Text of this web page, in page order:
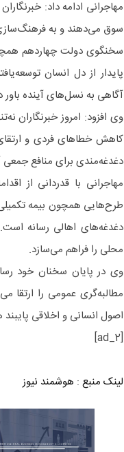
مهاجرانی ادامه داد:
سوق می‌دهند و به
سخنگوی دولت چهاردهم
پایدار از دل انسان
آگاهی به نسل‌های آینده
وی افزود: امروز خبرنگاران
کاهش خطاهای فردی و
دغدغه‌مندی برای منافع
مهاجرانی با قدردانی از
طرح‌هایی همچون بیمه
دغدغه‌های اهالی رسانه
محلی را فراهم می‌سازد.
وی در پایان سخنان خود
مطالبه‌گری عمومی را ارتقا
اصول انسانی و اخلاقی پایبند
[ad_2]
لینک منبع : هوشمند نیوز